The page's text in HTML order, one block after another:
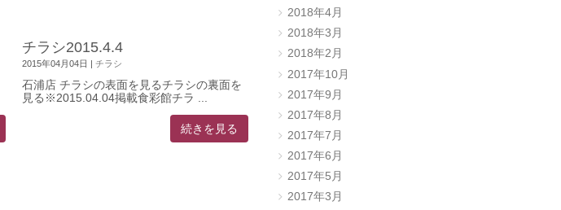
チラシ2015.4.4
2015年04月04日 | チラシ
石浦店 チラシの表面を見るチラシの裏面を
見る※2015.04.04掲載食彩館チラ ...
続きを見る
2018年4月
2018年3月
2018年2月
2017年10月
2017年9月
2017年8月
2017年7月
2017年6月
2017年5月
2017年3月